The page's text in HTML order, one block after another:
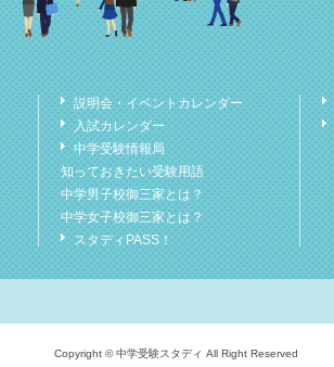
説明会・イベントカレンダー
入試カレンダー
中学受験情報局
知っておきたい受験用語
中学男子校御三家とは？
中学女子校御三家とは？
スタディPASS！
Copyright © 中学受験スタディ All Right Reserved